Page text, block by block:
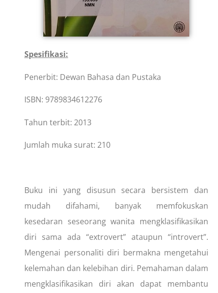
Spesifikasi:
Penerbit: Dewan Bahasa dan Pustaka
ISBN: 9789834612276
Tahun terbit: 2013
Jumlah muka surat: 210
Buku ini yang disusun secara bersistem dan
mudah difahami, banyak memfokuskan
kesedaran seseorang wanita mengklasifikasikan
diri sama ada “extrovert” ataupun “introvert”.
Mengenai personaliti diri bermakna mengetahui
kelemahan dan kelebihan diri. Pemahaman dalam
mengklasifikasikan diri akan dapat membantu